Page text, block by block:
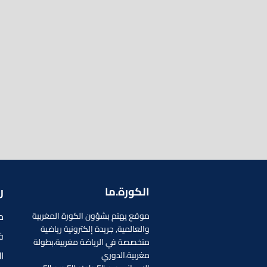
الكورة.ما
موقع يهتم بشؤون الكورة المغربية
والعالمية, جريدة إلكترونية رياضية
متخصصة في الرياضة مغربية،بطولة
مغربية،الدوري